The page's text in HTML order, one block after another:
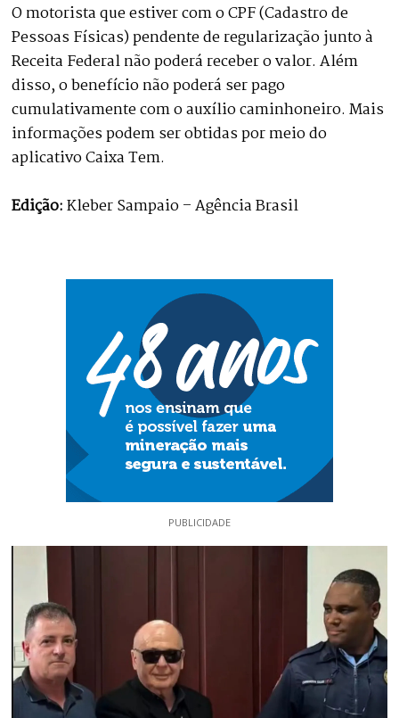
O motorista que estiver com o CPF (Cadastro de
Pessoas Físicas) pendente de regularização junto à
Receita Federal não poderá receber o valor. Além
disso, o benefício não poderá ser pago
cumulativamente com o auxílio caminhoneiro. Mais
informações podem ser obtidas por meio do
aplicativo Caixa Tem.
Edição:Kleber Sampaio – Agência Brasil
PUBLICIDADE